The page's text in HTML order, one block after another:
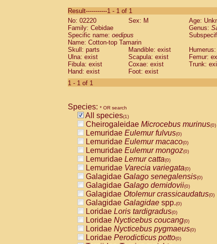
CebidaeSaguinus labiatus(0)
Cebidae Saguinus leucopus (0)
Cebidae
CebidaeSaguinus mystax
Cebidae Saguinus nigricollis (0)
Cebidae Saguinus oedipus
Cebidae Saguinus weddelli
Cebidae Saguinusspp.
Cebidae
CebidaeCebus capucinus
CebidaeCebus nigrivittatus
CebidaeCebus spp.(0)
CebidaeSaimiri boliviensis(0)
CebidaeSaimiri sciureus(0)
AtelidaeAlouatta caraya(0)
AtelidaeAlouatta fusca(0)
AtelidaeAlouatta seniculus(0)
AtelidaeAlouattaspp.(0)
AtelidaeAteles belzebuth(0)
AtelidaeAteles geoffroyi(0)
AtelidaeAteles paniscus(0)
AtelidaeAtelesspp.(0)
AtelidaeLagothrix lagothricha(0)
AtelidaeLagothrix lagothricha cana
PitheciidaeCacajao calvus
Result-----------1 - 1 of 1
No: 02220
Sex: M
Age:
Family: Cebidae
Genus:
Specific name: oedipus
Name: Cotton-top Tamarin
Skull: parts
Mandible: exist
Ulna: exist
Scapula: exist
Femur:
Fibula: exist
Coxae: exist
Trunk:
Hand: exist
Foot: exist
1 - 1 of 1
Species: * OR search
All species(1)
Cheirogaleidae Microcebus murinus(0)
Lemuridae Eulemur fulvus(0)
Lemuridae Eulemur macaco(0)
Lemuridae Eulemur mongoz(0)
Lemuridae Lemur catta(0)
Lemuridae Varecia variegata(0)
Galagidae Galago senegalensis(0)
Galagidae Galago demidovii(0)
Galagidae Otolemur crassicaudatus(0)
Galagidae Galagidae spp.(0)
Loridae Loris tardigradus(0)
Loridae Nycticebus coucang(0)
Loridae Nycticebus pygmaeus(0)
Loridae Perodicticus potto(0)